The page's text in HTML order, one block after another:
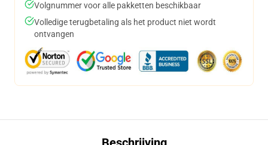
Volgnummer voor alle pakketten beschikbaar
Volledige terugbetaling als het product niet wordt
ontvangen